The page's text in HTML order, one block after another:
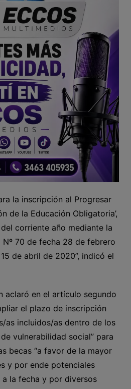
la inscripción al Progresar
de la Educación Obligatoria’,
corriente año mediante la
Nº 70 de fecha 28 de febrero
de abril de 2020”, indicó el
aclaró en el artículo segundo
el plazo de inscripción
as incluidos/as dentro de los
vulnerabilidad social” para
becas “a favor de la mayor
y por ende potenciales
la fecha y por diversos